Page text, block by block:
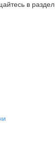
в раздел